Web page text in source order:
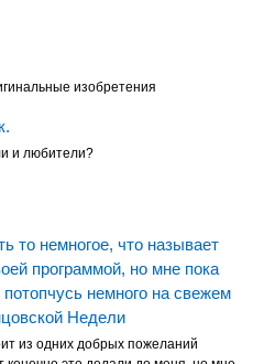
изобретения
и любители?
то немногое, что называет
программой, но мне пока
немного на свежем
Недели
из одних добрых пожеланий